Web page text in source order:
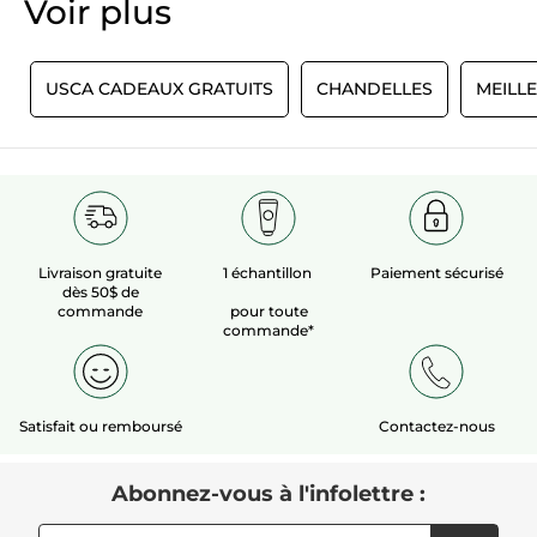
Voir plus​
USCA CADEAUX GRATUITS CHANDELLES
Livraison gratuite
dès 50$ de
commande
1 échantillon
pour toute
commande*
Paiement sécurisé
Satisfait ou remboursé Contactez-nous
Abonnez-vous à l'infolettre :